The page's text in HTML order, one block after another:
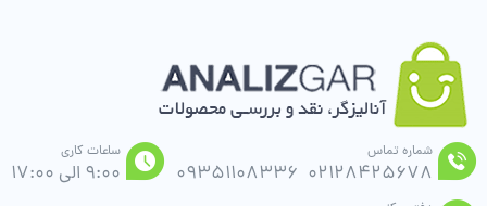
شماره تماس
02128425678
09351108336
ساعات کاری
9:00 الی 17:00